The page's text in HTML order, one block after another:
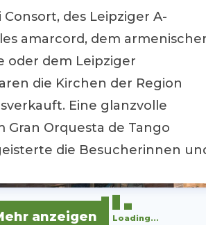
des Leipziger A-
amarcord, dem
oder dem Leipziger
die Kirchen der Region
Eine glanzvolle
Gran Orquesta de Tango
die Besucherinnen
anzeigen Loading...